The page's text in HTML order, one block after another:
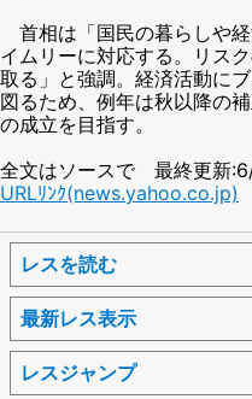
首相は「国民の暮らしや
イムリーに対応する。リス
取る」と強調。経済活動に
図るため、例年は秋以降の
の成立を目指す。
全文はソースで 最終更新
URLﾘﾝｸ(news.yahoo.co.jp)
レスを読む
最新レス表示
レスジャンプ